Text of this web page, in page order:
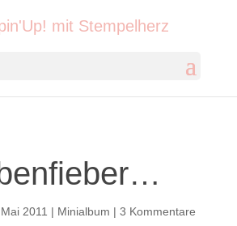
2011 | Minialbum | 3 Kommentare